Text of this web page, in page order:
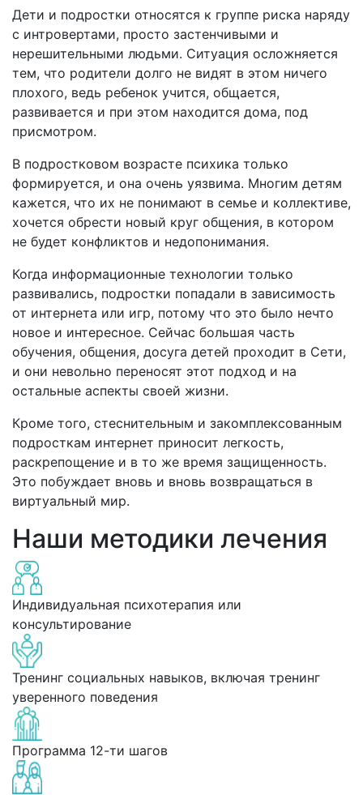
Дети и подростки относятся к группе риска наряду
с интровертами, просто застенчивыми и
нерешительными людьми. Ситуация осложняется
тем, что родители долго не видят в этом ничего
плохого, ведь ребенок учится, общается,
развивается и при этом находится дома, под
присмотром.
В подростковом возрасте психика только
формируется, и она очень уязвима. Многим детям
кажется, что их не понимают в семье и коллективе,
хочется обрести новый круг общения, в котором
не будет конфликтов и недопонимания.
Когда информационные технологии только
развивались, подростки попадали в зависимость
от интернета или игр, потому что это было нечто
новое и интересное. Сейчас большая часть
обучения, общения, досуга детей проходит в Сети,
и они невольно переносят этот подход и на
остальные аспекты своей жизни.
Кроме того, стеснительным и закомплексованным
подросткам интернет приносит легкость,
раскрепощение и в то же время защищенность.
Это побуждает вновь и вновь возвращаться в
виртуальный мир.
Наши методики лечения
Индивидуальная психотерапия или
консультирование
Тренинг социальных навыков, включая тренинг
уверенного поведения
Программа 12-ти шагов